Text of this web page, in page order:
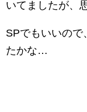
いてましたが、
SPでもいいので
たかな…